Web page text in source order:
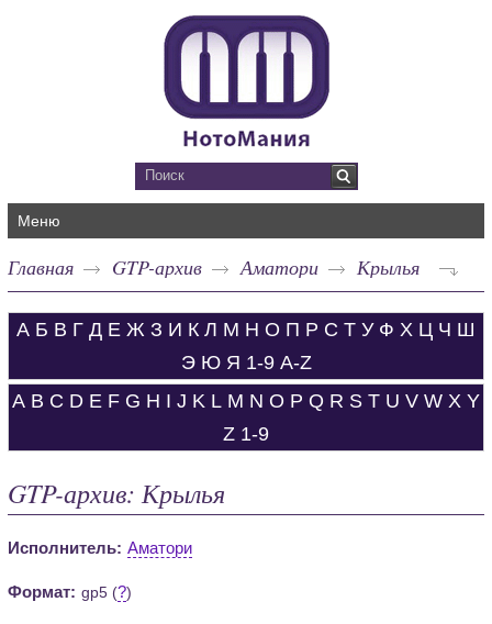
Меню
Главная GTP-архив Аматори Крылья
А Б В Г Д Е Ж З И К Л М Н О П Р С Т У Ф Х Ц Ч Ш
Э Ю Я 1-9 A-Z
A B C D E F G H I J K L M N O P Q R S T U V W X Y
Z 1-9
GTP-архив: Крылья
Исполнитель: Аматори
Формат: gp5 (?)